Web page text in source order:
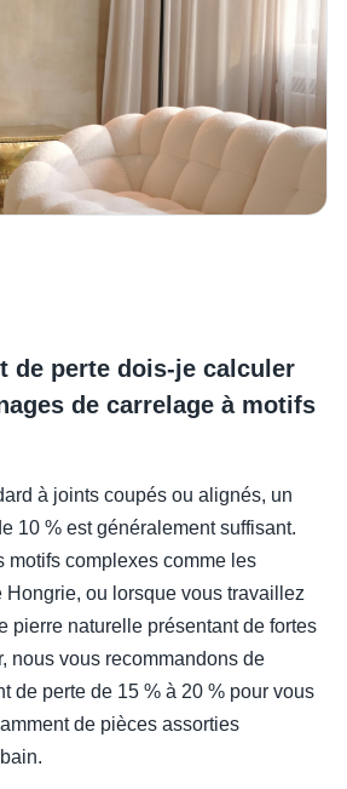
de perte dois-je calculer
de carrelage à motifs
à joints coupés ou alignés, un
10 % est généralement suffisant.
motifs complexes comme les
Hongrie, ou lorsque vous travaillez
pierre naturelle présentant de fortes
nous vous recommandons de
de perte de 15 % à 20 % pour vous
de pièces assorties